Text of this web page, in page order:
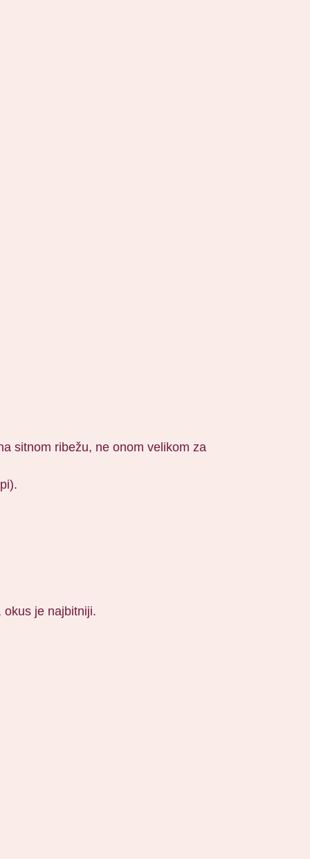
sitnom ribežu, ne onom velikom za
je najbitniji.